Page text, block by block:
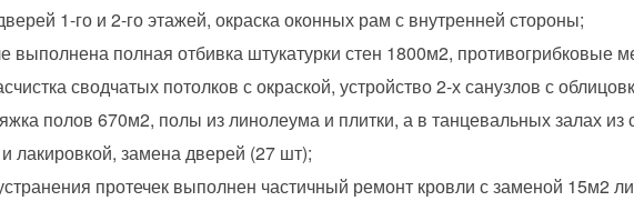
1-го и 2-го этажей, окраска оконных рам с внутренней стороны;
выполнена полная отбивка штукатурки стен 1800м2, противогрибковые
сводчатых потолков с окраской, устройство 2-х санузлов с
полов 670м2, полы из линолеума и плитки, а в танцевальных залах из
лакировкой, замена дверей (27 шт);
протечек выполнен частичный ремонт кровли с заменой 15м2